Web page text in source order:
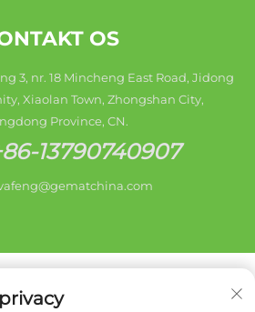
OS
3, nr. 18 Mincheng East Road, Jidong
Xiaolan Town, Zhongshan City,
Province, CN.
13790740907